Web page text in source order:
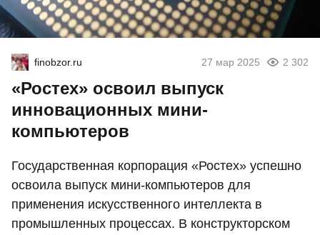
finobzor.ru 27 мар 2025 2 302
«Ростех» освоил выпуск
инновационных мини-
компьютеров
Государственная корпорация «Ростех» успешно
освоила выпуск мини-компьютеров для
применения искусственного интеллекта в
промышленных процессах. В конструкторском